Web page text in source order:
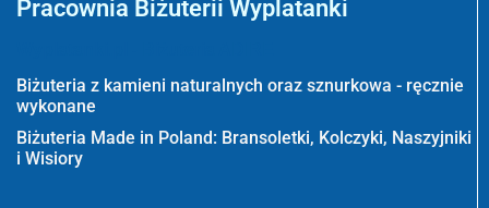
Pracownia Biżuterii Wyplatanki
Biżuteria z kamieni naturalnych oraz sznurkowa - ręcznie
wykonane
Biżuteria Made in Poland: Bransoletki, Kolczyki, Naszyjniki
i Wisiory